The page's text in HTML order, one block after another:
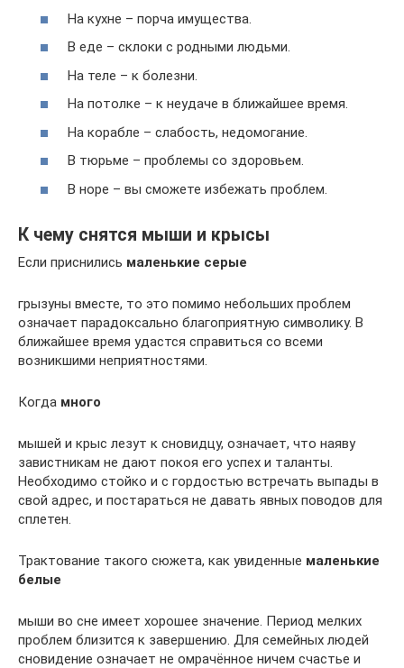
На кухне – порча имущества.
В еде – склоки с родными людьми.
На теле – к болезни.
На потолке – к неудаче в ближайшее время.
На корабле – слабость, недомогание.
В тюрьме – проблемы со здоровьем.
В норе – вы сможете избежать проблем.
К чему снятся мыши и крысы
Если приснились маленькие серые
грызуны вместе, то это помимо небольших проблем
означает парадоксально благоприятную символику. В
ближайшее время удастся справиться со всеми
возникшими неприятностями.
Когда много
мышей и крыс лезут к сновидцу, означает, что наяву
завистникам не дают покоя его успех и таланты.
Необходимо стойко и с гордостью встречать выпады в
свой адрес, и постараться не давать явных поводов для
сплетен.
Трактование такого сюжета, как увиденные маленькие
белые
мыши во сне имеет хорошее значение. Период мелких
проблем близится к завершению. Для семейных людей
сновидение означает не омрачённое ничем счастье и